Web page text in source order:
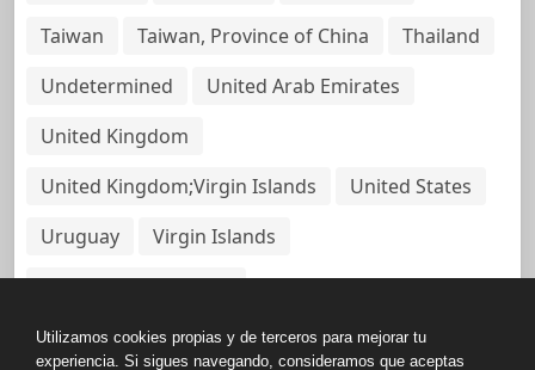
Taiwan
Taiwan, Province of China
Thailand
Undetermined
United Arab Emirates
United Kingdom
United Kingdom;Virgin Islands
United States
Uruguay
Virgin Islands
Virgin Islands, British
Utilizamos cookies propias y de terceros para mejorar tu
experiencia. Si sigues navegando, consideramos que aceptas